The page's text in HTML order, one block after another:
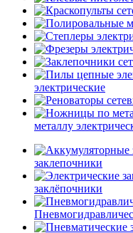
электрические
металлу
заклепочники
заклёпочники